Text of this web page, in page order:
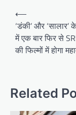
Post
navigation
⟵
‘डंकी’ और ‘सालार’
में एक बार फिर से
की फिल्मों में होगा
Related